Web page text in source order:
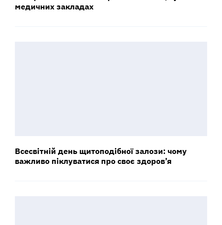
медичних закладах
Всесвітній день щитоподібної залози: чому
важливо піклуватися про своє здоров’я